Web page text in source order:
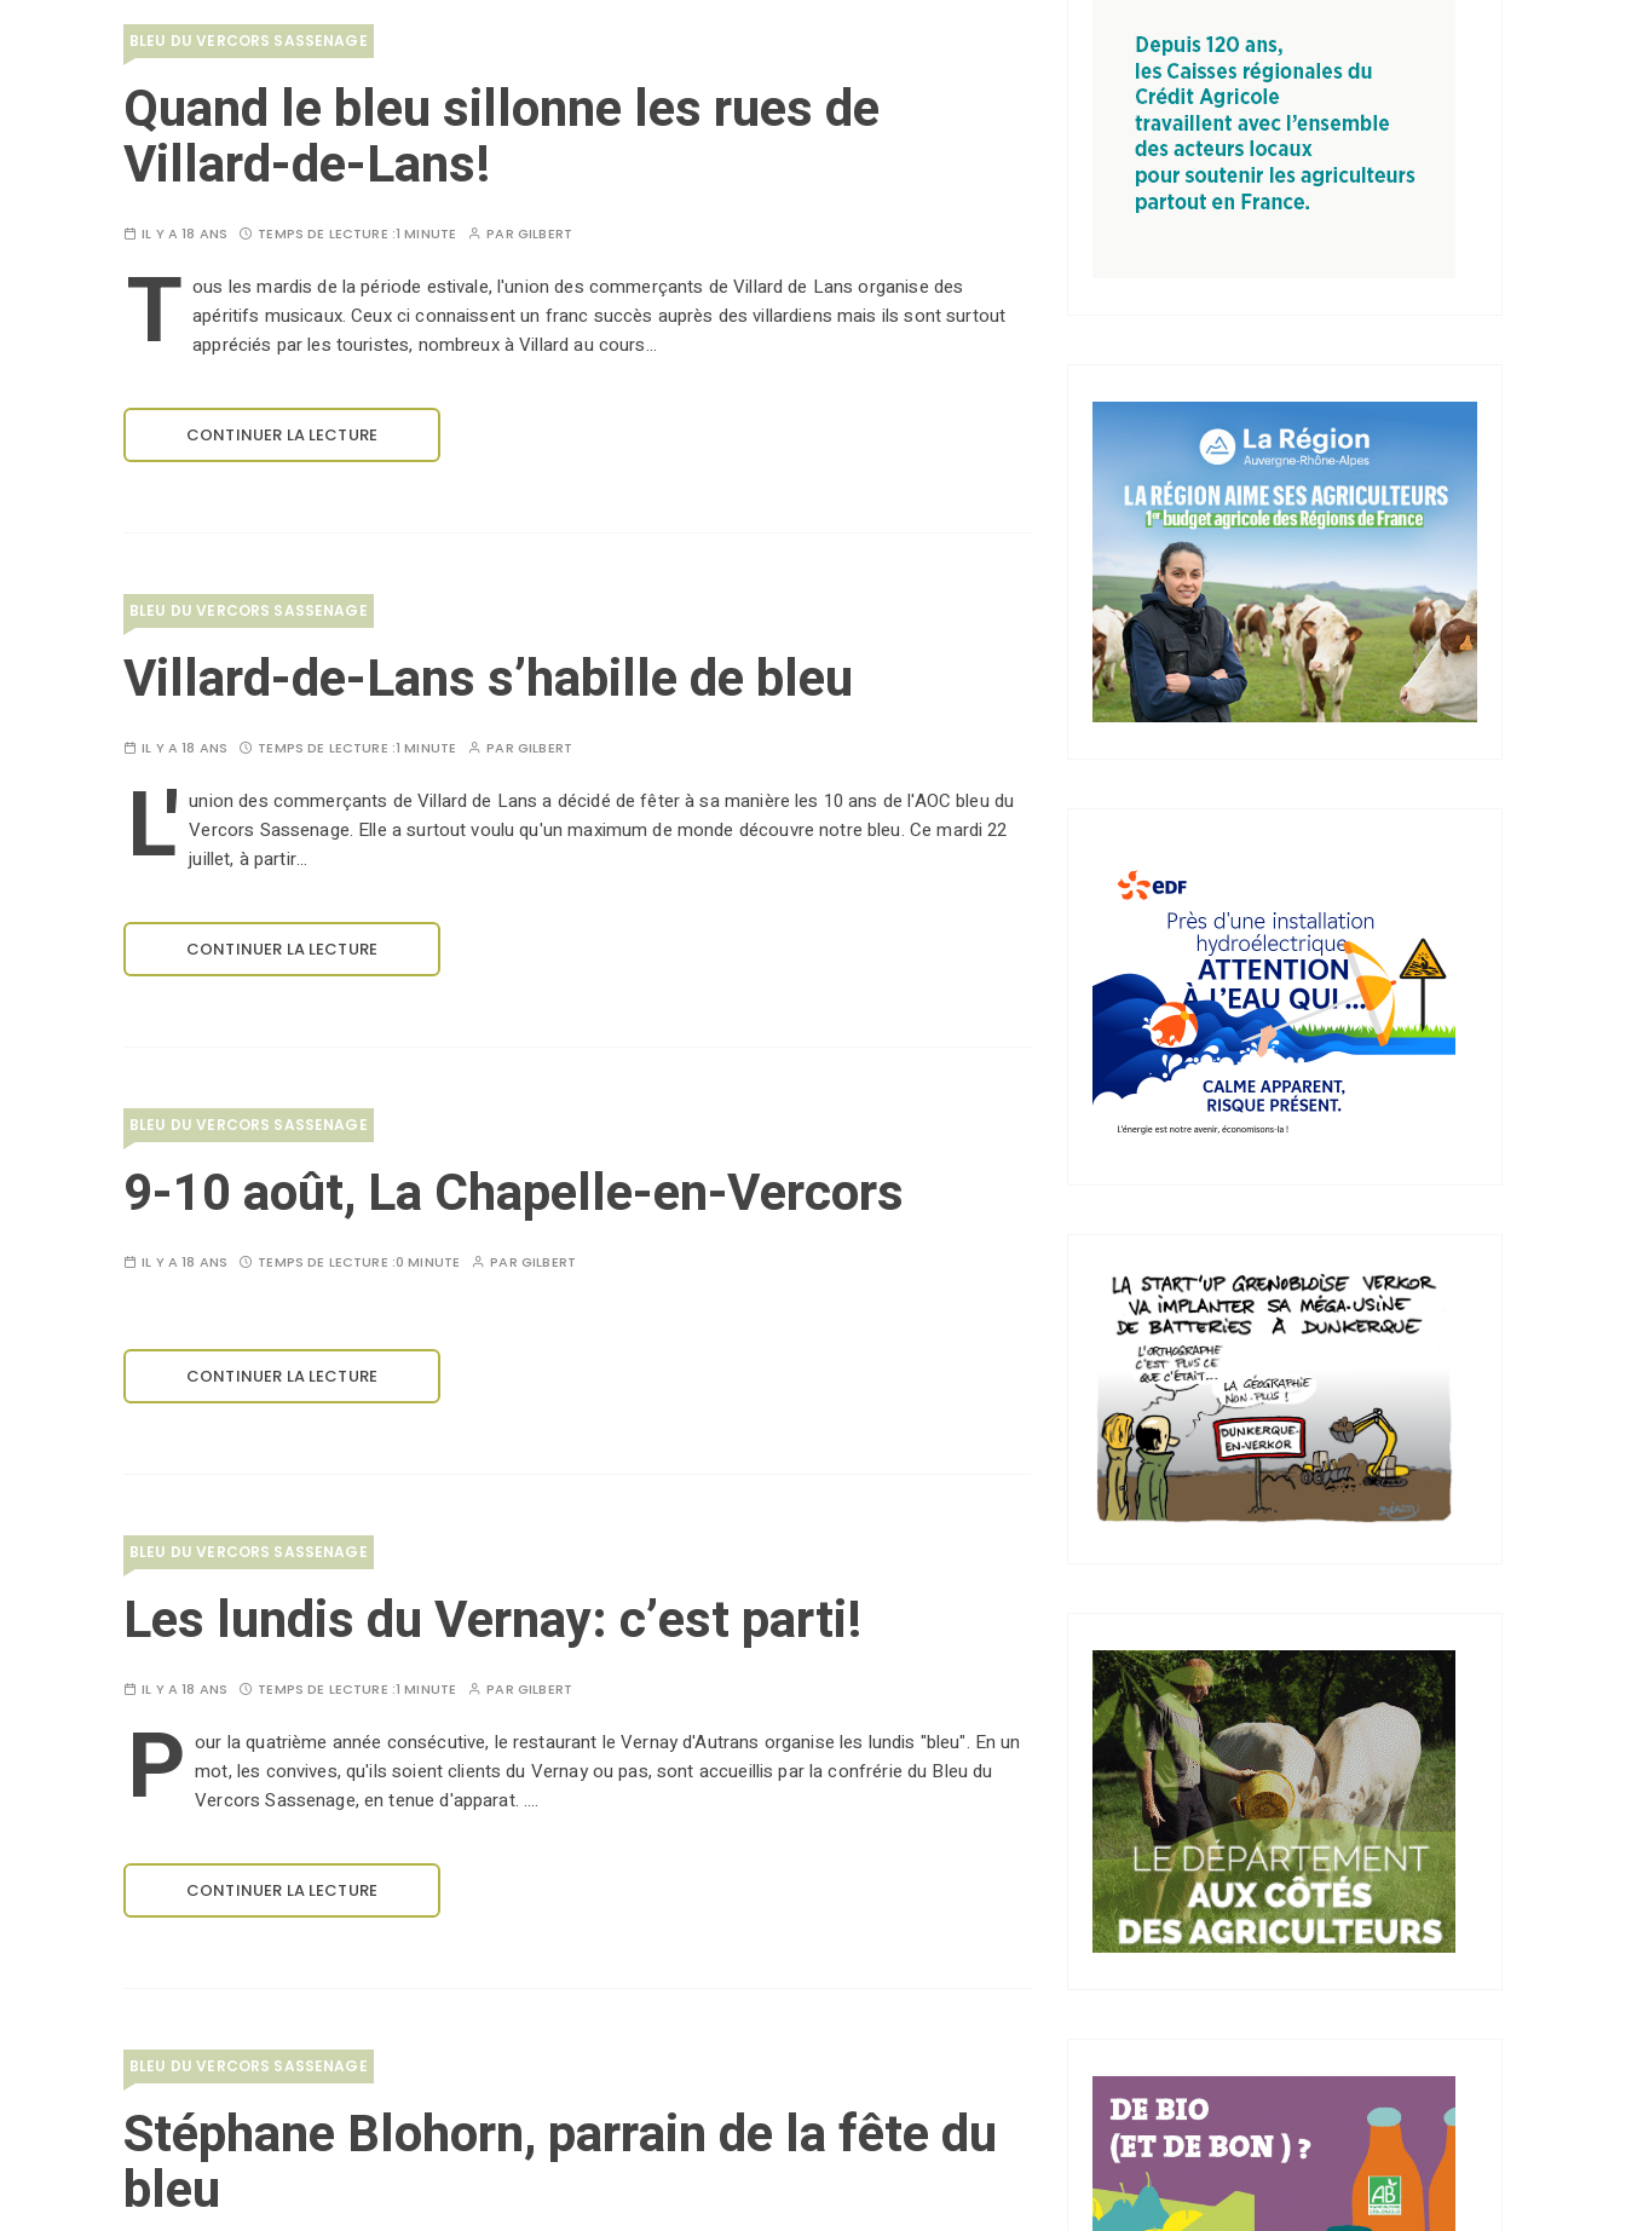
BLEU DU VERCORS SASSENAGE
Quand le bleu sillonne les rues de
Villard-de-Lans!
IL Y A 18 ANS TEMPS DE LECTURE :1 MINUTE PAR GILBERT
T ous les mardis de la période estivale, l'union des commerçants de Villard de Lans organise des
apéritifs musicaux. Ceux ci connaissent un franc succès auprès des villardiens mais ils sont surtout
appréciés par les touristes, nombreux à Villard au cours…
CONTINUER LA LECTURE
BLEU DU VERCORS SASSENAGE
Villard-de-Lans s’habille de bleu
IL Y A 18 ANS TEMPS DE LECTURE :1 MINUTE PAR GILBERT
L' union des commerçants de Villard de Lans a décidé de fêter à sa manière les 10 ans de l'AOC bleu du
Vercors Sassenage. Elle a surtout voulu qu'un maximum de monde découvre notre bleu. Ce mardi 22
juillet, à partir…
CONTINUER LA LECTURE
BLEU DU VERCORS SASSENAGE
9-10 août, La Chapelle-en-Vercors
IL Y A 18 ANS TEMPS DE LECTURE :0 MINUTE PAR GILBERT
CONTINUER LA LECTURE
BLEU DU VERCORS SASSENAGE
Les lundis du Vernay: c’est parti!
IL Y A 18 ANS TEMPS DE LECTURE :1 MINUTE PAR GILBERT
P our la quatrième année consécutive, le restaurant le Vernay d'Autrans organise les lundis "bleu". En un
mot, les convives, qu'ils soient clients du Vernay ou pas, sont accueillis par la confrérie du Bleu du
Vercors Sassenage, en tenue d'apparat. .…
CONTINUER LA LECTURE
BLEU DU VERCORS SASSENAGE
Stéphane Blohorn, parrain de la fête du
bleu